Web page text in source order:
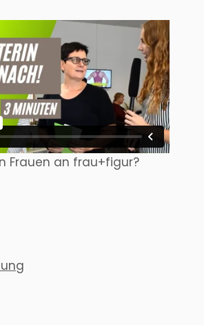
Frauen an frau+figur?